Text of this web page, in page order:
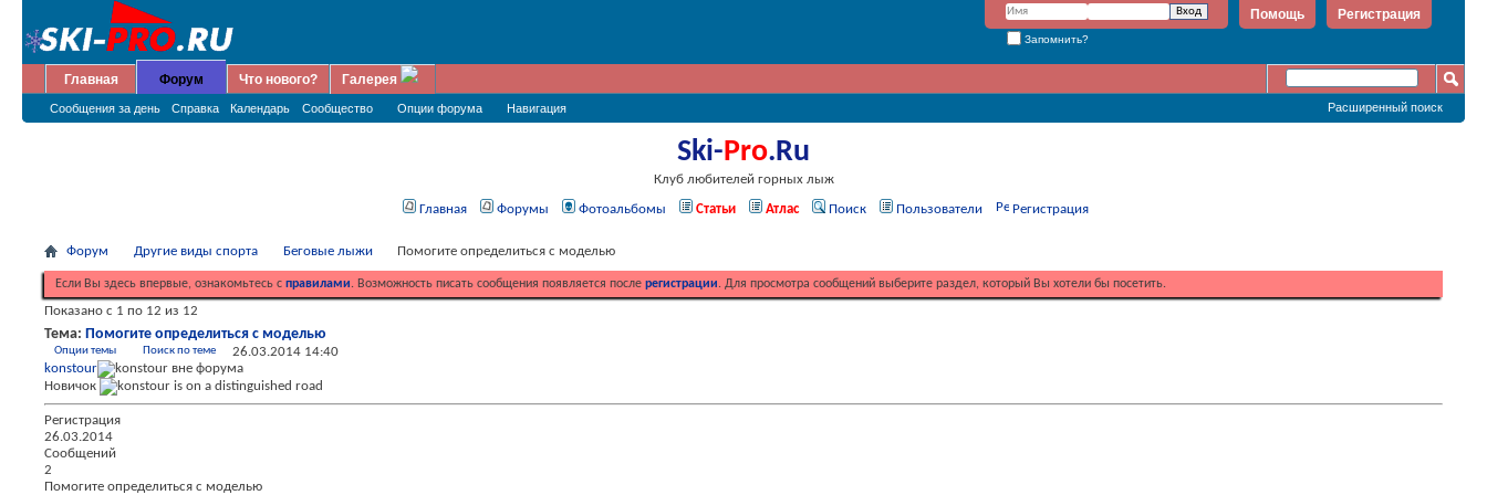
Регистрация
Помощь
Запомнить?
Главная Форум
Сообщения за день Справка Календарь Сообщество Опции форума Навигация
Что нового? Галерея
Расширенный поиск
Ski-Pro.Ru
Клуб любителей горных лыж
Главная Форумы Фотоальбомы Статьи Атлас Поиск Пользователи Регистрация
Форум Другие виды спорта Беговые лыжи Помогите определиться с моделью
Если Вы здесь впервые, ознакомьтесь с правилами. Возможность писать сообщения появляется после регистрации. Для просмотра сообщений выберите раздел, который Вы хотели бы посетить.
Показано с 1 по 12 из 12
Тема: Помогите определиться с моделью
Опции темы Поиск по теме 26.03.2014 14:40
konstour
Новичок
Регистрация
26.03.2014
Сообщений
2
Помогите определиться с моделью